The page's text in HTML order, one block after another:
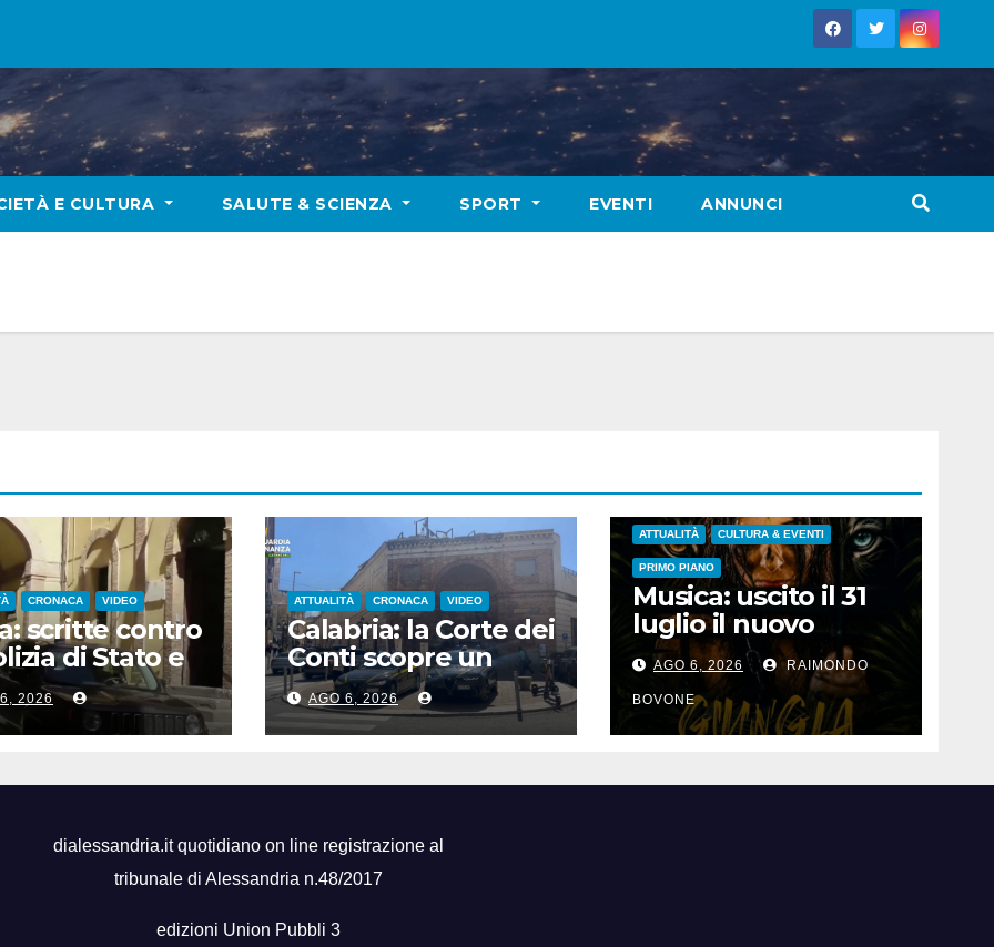
E CULTURA SALUTE & SCIENZA SPORT EVENTI ANNUNCI
CRONACA VIDEO
scritte contro
di Stato e
un
albanese
2026
ATTUALITÀ CRONACA VIDEO
Calabria: la Corte dei
Conti scopre un
danno erariale da
600.000 euro sui
depuratori
AGO 6, 2026
ATTUALITÀ CULTURA & EVENTI
PRIMO PIANO
Musica: uscito il 31
luglio il nuovo
singolo di Nicoletta
Pedrini, ‘Giungla’
AGO 6, 2026 RAIMONDO
BOVONE
dialessandria.it quotidiano on line registrazione al
tribunale di Alessandria n.48/2017
edizioni Union Pubbli 3